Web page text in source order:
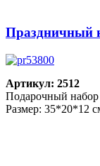
Праздничный
Артикул: 2512
Подарочный
Размер: 35*20*12